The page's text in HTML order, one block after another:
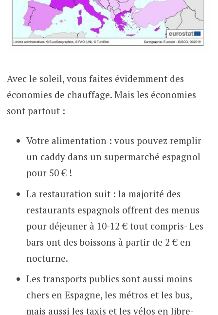
Avec le soleil, vous faites évidemment des
économies de chauffage. Mais les économies
sont partout :
Votre alimentation : vous pouvez remplir
un caddy dans un supermarché espagnol
pour 50 € !
La restauration suit : la majorité des
restaurants espagnols offrent des menus
pour déjeuner à 10-12 € tout compris- Les
bars ont des boissons à partir de 2 € en
nocturne.
Les transports publics sont aussi moins
chers en Espagne, les métros et les bus,
mais aussi les taxis et les vélos en libre-